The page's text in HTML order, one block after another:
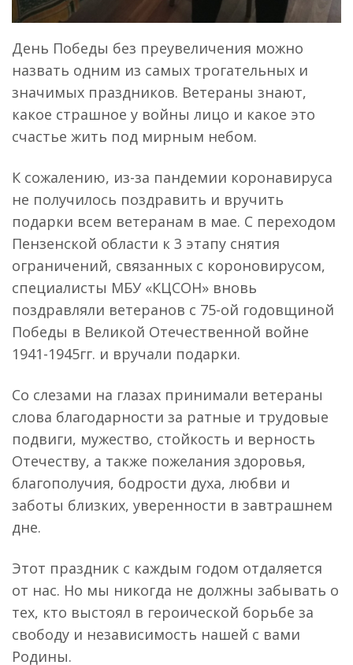
День Победы без преувеличения можно
назвать одним из самых трогательных и
значимых праздников. Ветераны знают,
какое страшное у войны лицо и какое это
счастье жить под мирным небом.
К сожалению, из-за пандемии коронавируса
не получилось поздравить и вручить
подарки всем ветеранам в мае. С переходом
Пензенской области к 3 этапу снятия
ограничений, связанных с короновирусом,
специалисты МБУ «КЦСОН» вновь
поздравляли ветеранов с 75-ой годовщиной
Победы в Великой Отечественной войне
1941-1945гг. и вручали подарки.
Со слезами на глазах принимали ветераны
слова благодарности за ратные и трудовые
подвиги, мужество, стойкость и верность
Отечеству, а также пожелания здоровья,
благополучия, бодрости духа, любви и
заботы близких, уверенности в завтрашнем
дне.
Этот праздник с каждым годом отдаляется
от нас. Но мы никогда не должны забывать о
тех, кто выстоял в героической борьбе за
свободу и независимость нашей с вами
Родины.